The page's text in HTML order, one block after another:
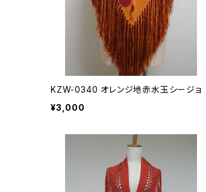
KZW-0340 オレンジ地赤水玉シージョ
¥3,000